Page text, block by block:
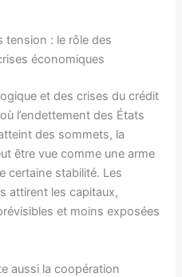
tension : le rôle des
économiques
et des crises du crédit
l’endettement des États
des sommets, la
être vue comme une arme
certaine stabilité. Les
attirent les capitaux,
et moins exposées
aussi la coopération